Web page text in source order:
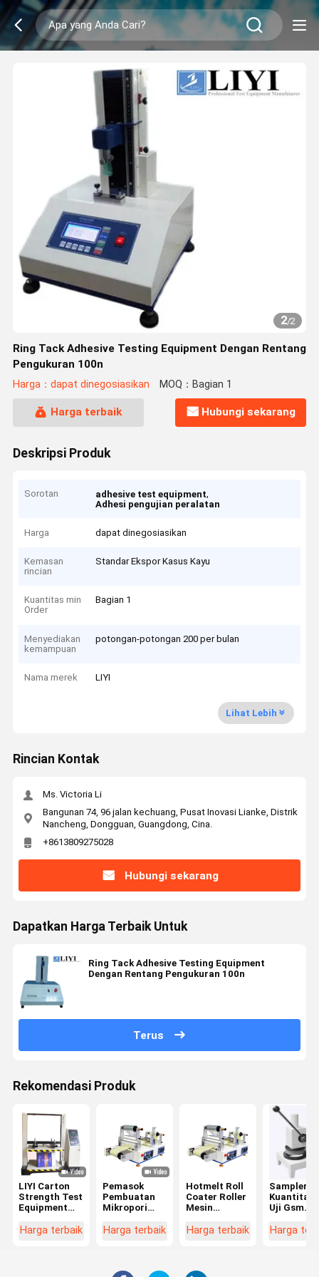
2/2
Ring Tack Adhesive Testing Equipment Dengan Rentang
Pengukuran 100n
Harga：dapat dinegosiasikan MOQ：Bagian 1
Harga terbaik Hubungi sekarang
Deskripsi Produk
Sorotan adhesive test equipment,
Adhesi pengujian peralatan
Harga dapat dinegosiasikan
Kemasan
rincian
Standar Ekspor Kasus Kayu
Kuantitas min
Order
Bagian 1
Menyediakan
kemampuan
potongan-potongan 200 per bulan
Nama merek LIYI
Lihat Lebih
Rincian Kontak
Ms. Victoria Li
Bangunan 74, 96 jalan kechuang, Pusat Inovasi Lianke, Distrik
Nancheng, Dongguan, Guangdong, Cina.
+8613809275028
Hubungi sekarang
Dapatkan Harga Terbaik Untuk
Ring Tack Adhesive Testing Equipment
Dengan Rentang Pengukuran 100n
Terus
Rekomendasi Produk
LIYI Carton
Strength Test
Equipment
Kompresi
Harga terbaik
Pemasok
Pembuatan
Mikropori
Perekat
Harga terbaik
Hotmelt Roll
Coater Roller
Mesin
Kain Panas
Harga terbaik
Sampler
Uji Gsm
Manual
Harga